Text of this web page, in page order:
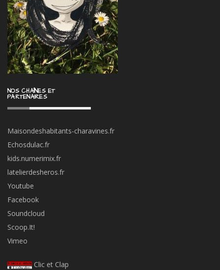
NOS CHAÎNES ET
PARTENAIRES
Maisondeshabitants-charavines.fr
Echosdulac.fr
kids.numerimix.fr
latelierdesheros.fr
Youtube
Facebook
Soundcloud
Scoop.It!
Vimeo
Clic et Clap